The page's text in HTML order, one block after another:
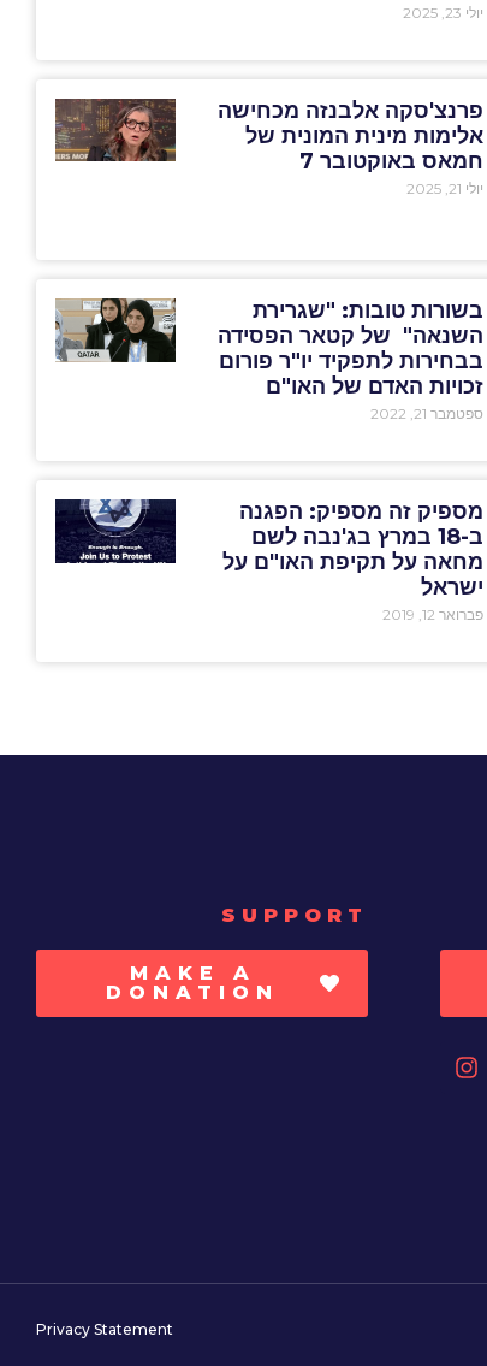
יולי 23, 2025
פרנצ'סקה אלבנזה מכחישה
אלימות מינית המונית של
חמאס באוקטובר 7
יולי 21, 2025
בשורות טובות: "שגרירת
השנאה" של קטאר הפסידה
בבחירות לתפקיד יו"ר פורום
זכויות האדם של האו"ם
ספטמבר 21, 2022
מספיק זה מספיק: הפגנה
ב-18 במרץ בג'נבה לשם
מחאה על תקיפת האו"ם על
ישראל
פברואר 12, 2019
SUPPORT
MAKE A
DONATION
Privacy Statement